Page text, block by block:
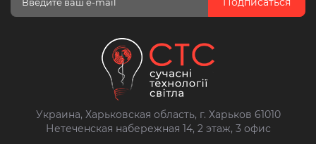
Украина, Харьковская область, г. Харьков 61010
Нетеченская набережная 14, 2 этаж, 3 офис